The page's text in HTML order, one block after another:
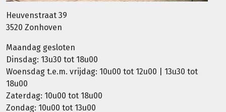
Heuvenstraat 39
3520 Zonhoven
Maandag gesloten
Dinsdag: 13u30 tot 18u00
Woensdag t.e.m. vrijdag: 10u00 tot 12u00 | 13u30 tot
18u00
Zaterdag: 10u00 tot 18u00
Zondag: 10u00 tot 13u00